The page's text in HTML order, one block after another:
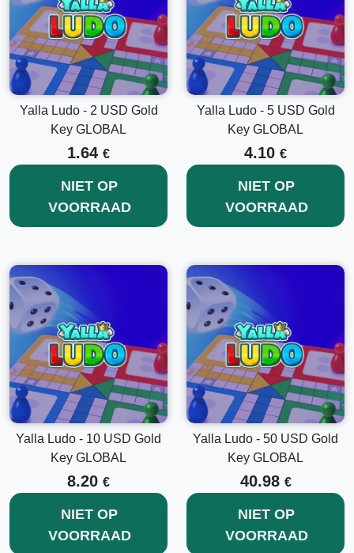
Yalla Ludo - 2 USD Gold
Key GLOBAL
1.64 €
NIET OP
VOORRAAD
Yalla Ludo - 5 USD Gold
Key GLOBAL
4.10 €
NIET OP
VOORRAAD
Yalla Ludo - 10 USD Gold
Key GLOBAL
8.20 €
NIET OP
VOORRAAD
Yalla Ludo - 50 USD Gold
Key GLOBAL
40.98 €
NIET OP
VOORRAAD